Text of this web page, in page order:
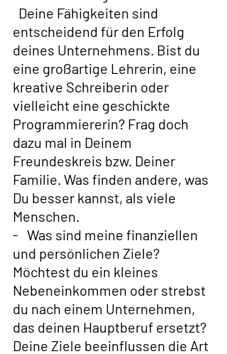
Deine Fähigkeiten sind
entscheidend für den Erfolg
deines Unternehmens. Bist du
eine großartige Lehrerin, eine
kreative Schreiberin oder
vielleicht eine geschickte
Programmiererin? Frag doch
dazu mal in Deinem
Freundeskreis bzw. Deiner
Familie. Was finden andere, was
Du besser kannst, als viele
Menschen.
-   Was sind meine finanziellen
und persönlichen Ziele?
Möchtest du ein kleines
Nebeneinkommen oder strebst
du nach einem Unternehmen,
das deinen Hauptberuf ersetzt?
Deine Ziele beeinflussen die Art